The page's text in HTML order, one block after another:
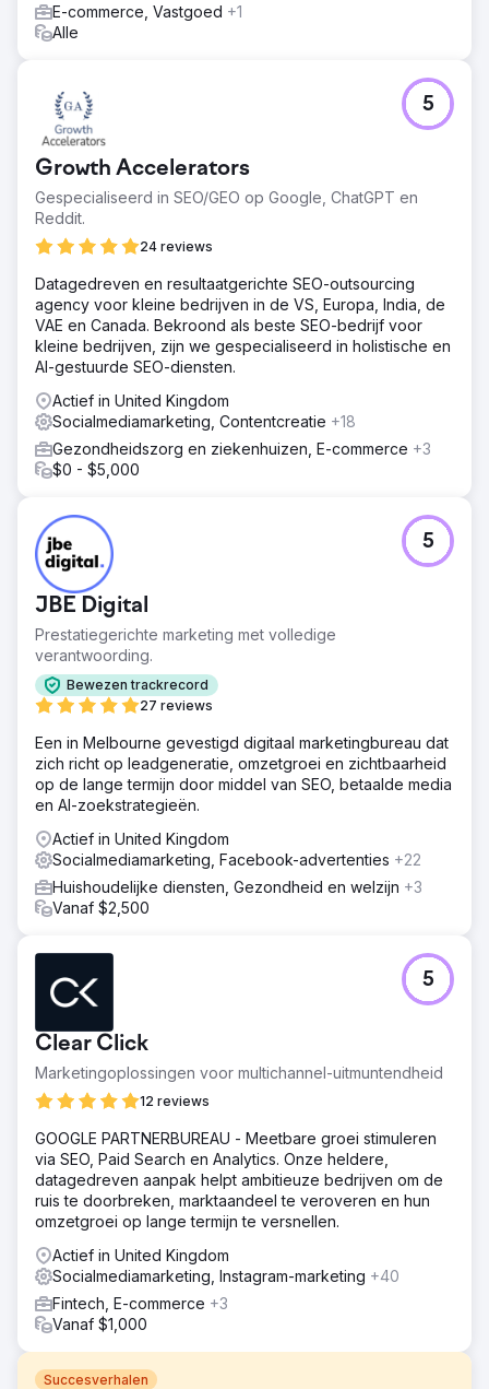
E-commerce, Vastgoed +1
Alle
Growth Accelerators
Gespecialiseerd in SEO/GEO op Google, ChatGPT en
Reddit.
24 reviews
5
Datagedreven en resultaatgerichte SEO-outsourcing
agency voor kleine bedrijven in de VS, Europa, India, de
VAE en Canada. Bekroond als beste SEO-bedrijf voor
kleine bedrijven, zijn we gespecialiseerd in holistische en
AI-gestuurde SEO-diensten.
Actief in United Kingdom
Socialmediamarketing, Contentcreatie +18
Gezondheidszorg en ziekenhuizen, E-commerce +3
$0 - $5,000
JBE Digital
Prestatiegerichte marketing met volledige
verantwoording.
Bewezen trackrecord
27 reviews
5
Een in Melbourne gevestigd digitaal marketingbureau dat
zich richt op leadgeneratie, omzetgroei en zichtbaarheid
op de lange termijn door middel van SEO, betaalde media
en AI-zoekstrategieën.
Actief in United Kingdom
Socialmediamarketing, Facebook-advertenties +22
Huishoudelijke diensten, Gezondheid en welzijn +3
Vanaf $2,500
Clear Click
Marketingoplossingen voor multichannel-uitmuntendheid
12 reviews
5
GOOGLE PARTNERBUREAU - Meetbare groei stimuleren
via SEO, Paid Search en Analytics. Onze heldere,
datagedreven aanpak helpt ambitieuze bedrijven om de
ruis te doorbreken, marktaandeel te veroveren en hun
omzetgroei op lange termijn te versnellen.
Actief in United Kingdom
Socialmediamarketing, Instagram-marketing +40
Fintech, E-commerce +3
Vanaf $1,000
Succesverhalen